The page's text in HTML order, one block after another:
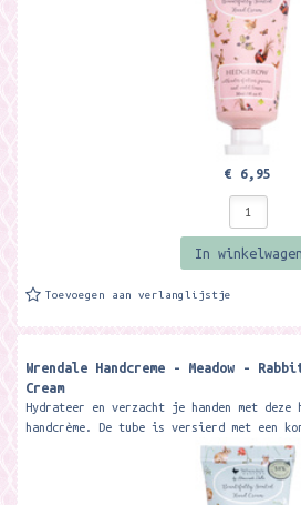
€ 6,95
In winkelwagen
Toevoegen aan verlanglijstje
Wrendale Handcreme - Meadow -
Cream
Hydrateer en verzacht je handen met
handcrème. De tube is versierd met een